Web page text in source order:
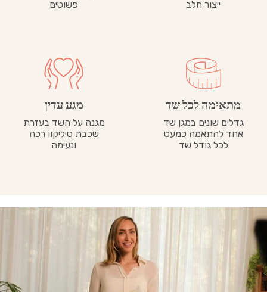
פשוטים
ייצור חלב
מגע עדין
מגנה על השד בעזרת
שכבת סיליקון רכה
ונעימה
מתאימה לכל שד
גדלים שונים במגן שד
אחד להתאמה כמעט
לכל גודל שד